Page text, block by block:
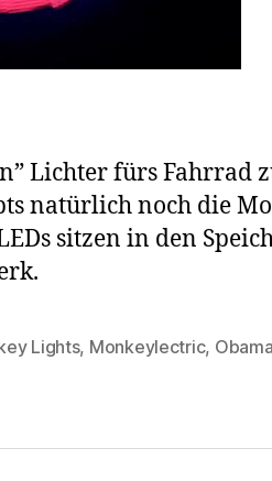
Lichter fürs Fahrrad
natürlich noch die
sitzen in den
Lights, Monkeylectric, Obama